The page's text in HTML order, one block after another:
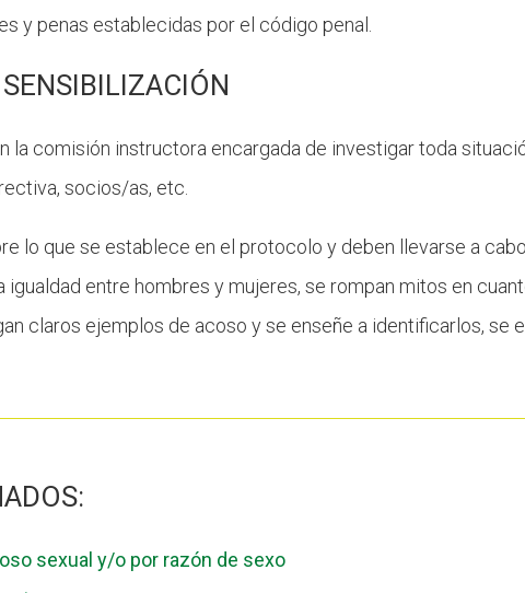
y penas establecidas por el código penal.
comisión instructora encargada de investigar toda
socios/as, etc.
lo que se establece en el protocolo y deben llevarse a
igualdad entre hombres y mujeres, se rompan mitos en
claros ejemplos de acoso y se enseñe a identificarlos, se
sexual y/o por razón de sexo